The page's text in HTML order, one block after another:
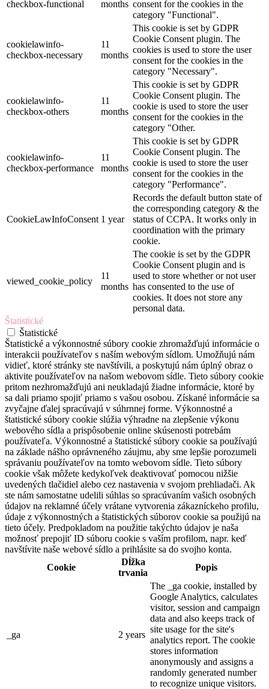
checkbox-functional months consent for the cookies in the
category "Functional".
cookielawinfo-
checkbox-necessary
11
months
This cookie is set by GDPR
Cookie Consent plugin. The
cookies is used to store the user
consent for the cookies in the
category "Necessary".
cookielawinfo-
checkbox-others
11
months
This cookie is set by GDPR
Cookie Consent plugin. The
cookie is used to store the user
consent for the cookies in the
category "Other.
cookielawinfo-
checkbox-performance
11
months
This cookie is set by GDPR
Cookie Consent plugin. The
cookie is used to store the user
consent for the cookies in the
category "Performance".
CookieLawInfoConsent 1 year
Records the default button state of
the corresponding category & the
status of CCPA. It works only in
coordination with the primary
cookie.
viewed_cookie_policy
11
months
The cookie is set by the GDPR
Cookie Consent plugin and is
used to store whether or not user
has consented to the use of
cookies. It does not store any
personal data.
Štatistické
Štatistické
Štatistické a výkonnostné súbory cookie zhromažďujú informácie o
interakcii používateľov s naším webovým sídlom. Umožňujú nám
vidieť, ktoré stránky ste navštívili, a poskytujú nám úplný obraz o
aktivite používateľov na našom webovom sídle. Tieto súbory cookie
pritom nezhromažďujú ani neukladajú žiadne informácie, ktoré by
sa dali priamo spojiť priamo s vašou osobou. Získané informácie sa
zvyčajne ďalej spracúvajú v súhrnnej forme. Výkonnostné a
štatistické súbory cookie slúžia výhradne na zlepšenie výkonu
webového sídla a prispôsobenie online skúsenosti potrebám
používateľa. Výkonnostné a štatistické súbory cookie sa používajú
na základe nášho oprávneného záujmu, aby sme lepšie porozumeli
správaniu používateľov na tomto webovom sídle. Tieto súbory
cookie však môžete kedykoľvek deaktivovať pomocou nižšie
uvedených tlačidiel alebo cez nastavenia v svojom prehliadači. Ak
ste nám samostatne udelili súhlas so spracúvaním vašich osobných
údajov na reklamné účely vrátane vytvorenia zákazníckeho profilu,
údaje z výkonnostných a štatistických súborov cookie sa použijú na
tieto účely. Predpokladom na použitie takýchto údajov je naša
možnosť prepojiť ID súboru cookie s vaším profilom, napr. keď
navštívite naše webové sídlo a prihlásite sa do svojho konta.
Cookie
Dĺžka
trvania
Popis
_ga 2 years
The _ga cookie, installed by
Google Analytics, calculates
visitor, session and campaign
data and also keeps track of
site usage for the site's
analytics report. The cookie
stores information
anonymously and assigns a
randomly generated number
to recognize unique visitors.